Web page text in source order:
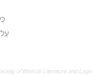
of Biblical Literature and